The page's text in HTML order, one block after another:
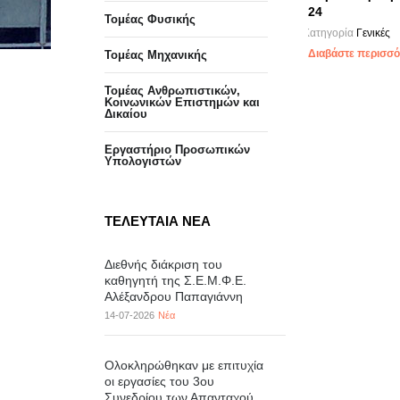
24
Κατηγορία Γενικές
Διαβάστε
Τομέας Φυσικής
Τομέας Μηχανικής
Τομέας Ανθρωπιστικών,
Κοινωνικών Επιστημών και
Δικαίου
Eργαστήριo Προσωπικών
Υπολογιστών
ΤΕΛΕΥΤΑΙΑ ΝΕΑ
Διεθνής διάκριση του
καθηγητή της Σ.Ε.Μ.Φ.Ε.
Αλέξανδρου Παπαγιάννη
14-07-2026 Νέα
Ολοκληρώθηκαν με επιτυχία
οι εργασίες του 3ου